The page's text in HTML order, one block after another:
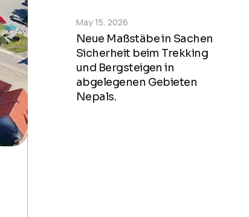
Neue Maßstäbe in Sachen
Sicherheit beim Trekking
und Bergsteigen in
abgelegenen Gebieten
Nepals.
May 15, 2026